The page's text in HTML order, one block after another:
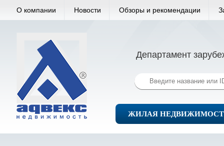
О компании Новости Обзоры и рекомендации
Департамент
ЖИЛАЯ